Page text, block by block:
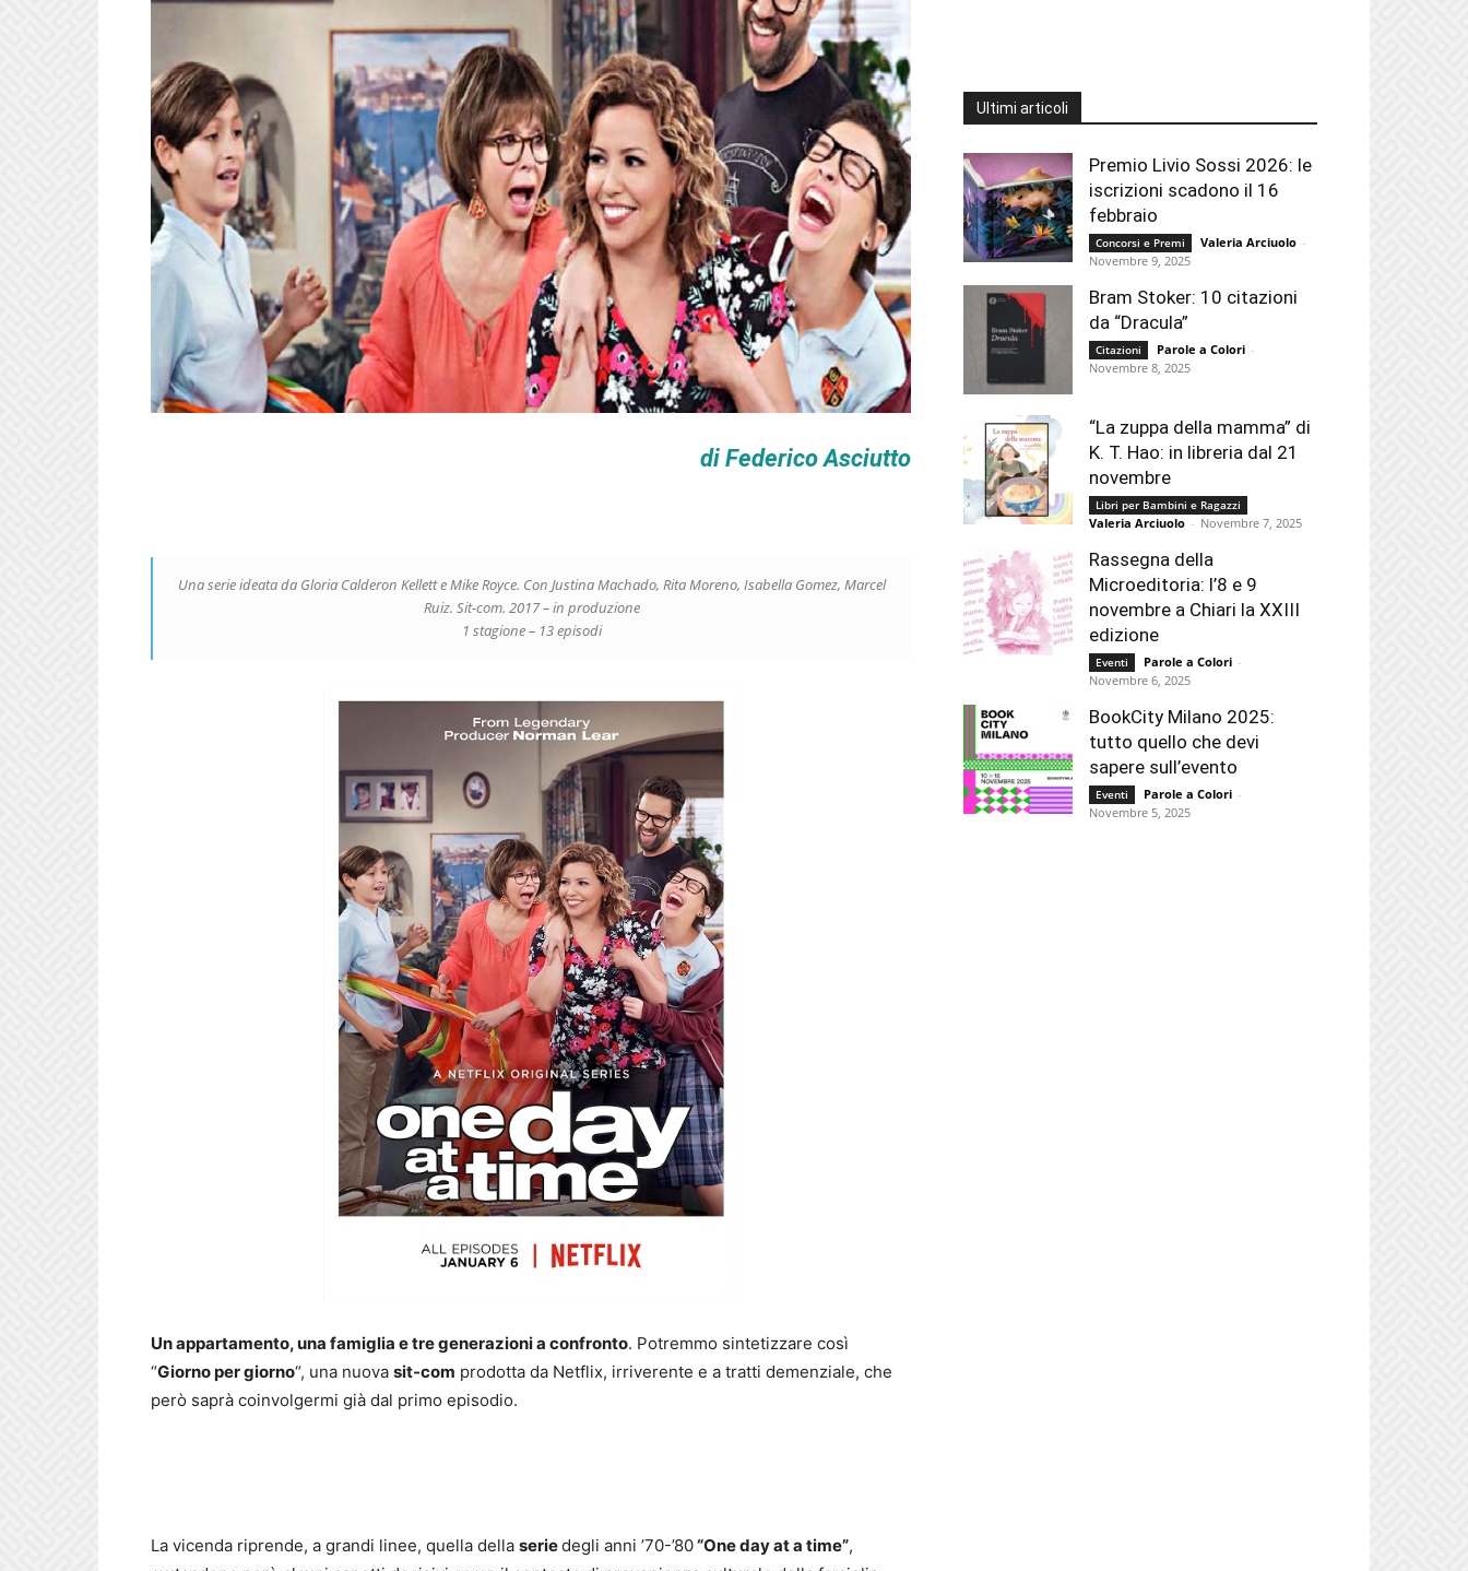
di Federico Asciutto
Una serie ideata da Gloria Calderon Kellett e Mike Royce. Con Justina Machado, Rita Moreno, Isabella Gomez, Marcel
Ruiz. Sit-com. 2017 – in produzione
1 stagione – 13 episodi
Un appartamento, una famiglia e tre generazioni a confronto. Potremmo sintetizzare così
“Giorno per giorno“, una nuova sit-com prodotta da Netflix, irriverente e a tratti demenziale, che
però saprà coinvolgermi già dal primo episodio.
La vicenda riprende, a grandi linee, quella della seriedegli anni ’70-’80“One day at a time”,
Ultimi articoli
Premio Livio Sossi 2026: le
iscrizioni scadono il 16
febbraio
Concorsi e Premi Valeria Arciuolo -
Novembre 9, 2025
Bram Stoker: 10 citazioni
da “Dracula”
Citazioni Parole a Colori -
Novembre 8, 2025
“La zuppa della mamma” di
K. T. Hao: in libreria dal 21
novembre
Libri per Bambini e Ragazzi
Valeria Arciuolo - Novembre 7, 2025
Rassegna della
Microeditoria: l’8 e 9
novembre a Chiari la XXIII
edizione
Eventi Parole a Colori -
Novembre 6, 2025
BookCity Milano 2025:
tutto quello che devi
sapere sull’evento
Eventi Parole a Colori -
Novembre 5, 2025